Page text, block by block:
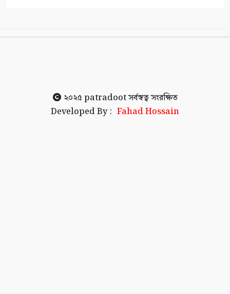
২০২৫ patradootসর্বস্বত্ব সংরক্ষিত
Developed By : Fahad Hossain